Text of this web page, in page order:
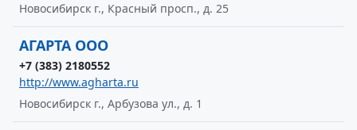
Новосибирск г., Красный просп., д. 25
АГАРТА ООО
+7 (383) 2180552
http://www.agharta.ru
Новосибирск г., Арбузова ул., д. 1